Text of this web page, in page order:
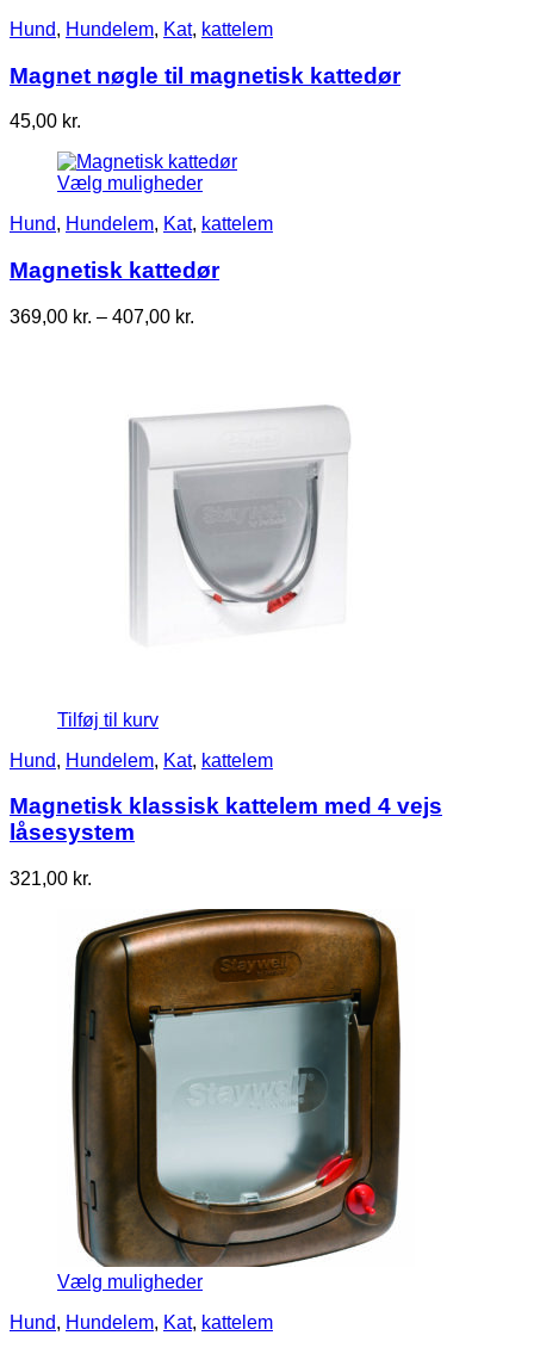
Hund, Hundelem, Kat, kattelem
Magnet nøgle til magnetisk kattedør
45,00 kr.
Vælg muligheder
Hund, Hundelem, Kat, kattelem
Magnetisk kattedør
369,00 kr. – 407,00 kr.
Tilføj til kurv
Hund, Hundelem, Kat, kattelem
Magnetisk klassisk kattelem med 4 vejs
låsesystem
321,00 kr.
Vælg muligheder
Hund, Hundelem, Kat, kattelem